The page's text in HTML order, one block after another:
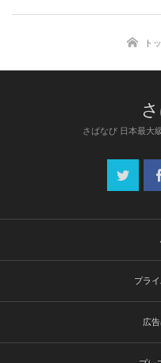
ト
さばなび 日本最大
プラ
広